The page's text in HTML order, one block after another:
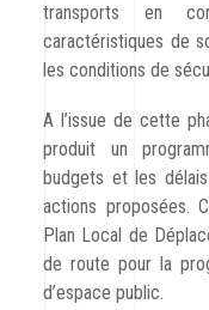
transports en
caractéristiques de
les conditions de
A l’issue de cette
produit un
budgets et les
actions proposées.
Plan Local de
de route pour la
d’espace public.